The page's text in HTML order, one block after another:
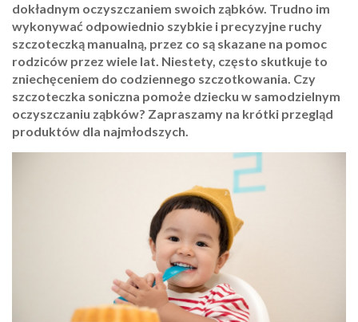
dokładnym oczyszczaniem swoich ząbków. Trudno im
wykonywać odpowiednio szybkie i precyzyjne ruchy
szczoteczką manualną, przez co są skazane na pomoc
rodziców przez wiele lat. Niestety, często skutkuje to
zniechęceniem do codziennego szczotkowania. Czy
szczoteczka soniczna pomoże dziecku w samodzielnym
oczyszczaniu ząbków? Zapraszamy na krótki przegląd
produktów dla najmłodszych.